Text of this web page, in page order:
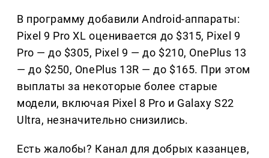
В программу добавили Android-аппараты:
Pixel 9 Pro XL оценивается до $315, Pixel 9
Pro — до $305, Pixel 9 — до $210, OnePlus 13
— до $250, OnePlus 13R — до $165. При этом
выплаты за некоторые более старые
модели, включая Pixel 8 Pro и Galaxy S22
Ultra, незначительно снизились.
Есть жалобы? Канал для добрых казанцев,